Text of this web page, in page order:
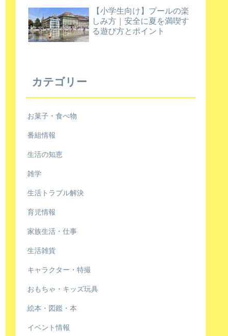
【小学生向け】プールの楽
しみ方｜安全に夏を満喫す
る遊び方とポイント
カテゴリー
お菓子・食べ物
番組情報
生活の知恵
雑学
生活トラブル解決
育児情報
家族生活・仕事
生活雑貨
キャラクター・特撮
おもちゃ・キッズ玩具
絵本・図鑑・本
イベント情報